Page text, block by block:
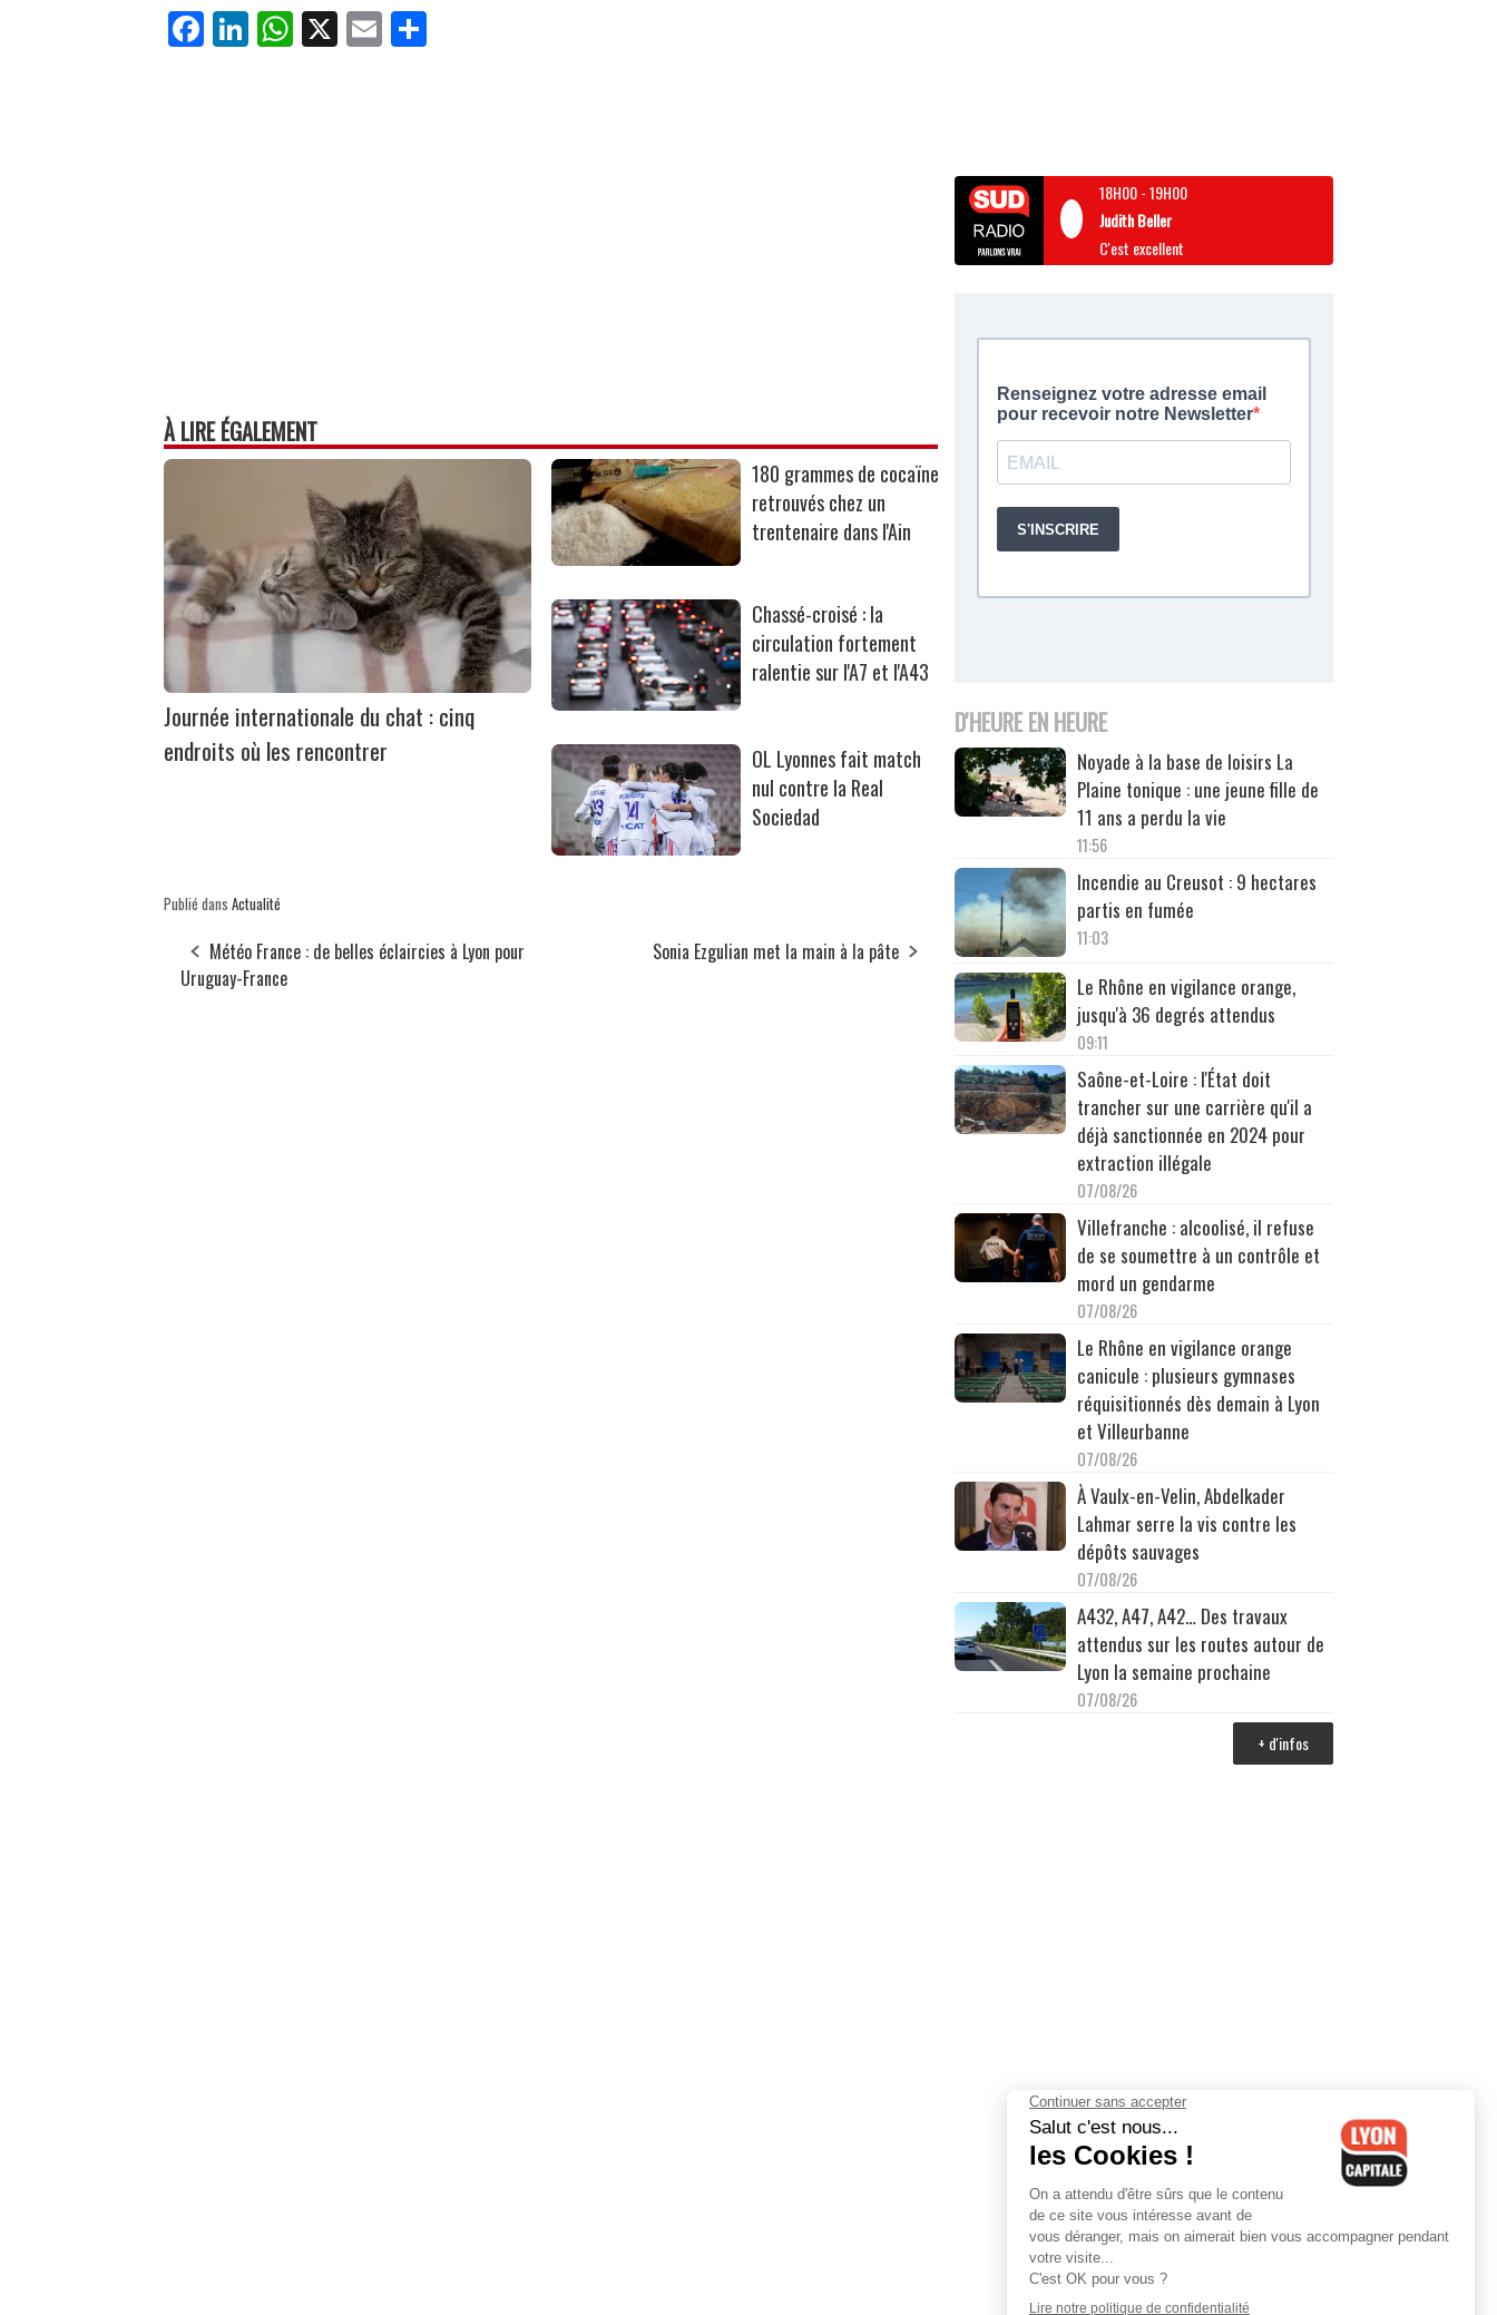
Fa
ce
Li
nk
W
ha
X E
m
À LIRE ÉGALEMENT
Journée internationale du chat : cinq
endroits où les rencontrer
180 grammes de cocaïne
retrouvés chez un
trentenaire dans l'Ain
Chassé-croisé : la
circulation fortement
ralentie sur l'A7 et l'A43
OL Lyonnes fait match
nul contre la Real
Sociedad
Publié dans Actualité
Météo France : de belles éclaircies à Lyon pour
Uruguay-France
Sonia Ezgulian met la main à la pâte
18H00-19H00
Judith Beller
C'est excellent
D'HEURE EN HEURE
Noyade à la base de loisirs La
Plaine tonique : une jeune fille de
11 ans a perdu la vie
11:56
Incendie au Creusot : 9 hectares
partis en fumée
11:03
Le Rhône en vigilance orange,
jusqu'à 36 degrés attendus
09:11
Saône-et-Loire : l'État doit
trancher sur une carrière qu'il a
déjà sanctionnée en 2024 pour
extraction illégale
07/08/26
Villefranche : alcoolisé, il refuse
de se soumettre à un contrôle et
mord un gendarme
07/08/26
Le Rhône en vigilance orange
canicule : plusieurs gymnases
réquisitionnés dès demain à Lyon
et Villeurbanne
07/08/26
À Vaulx-en-Velin, Abdelkader
Lahmar serre la vis contre les
dépôts sauvages
07/08/26
A432, A47, A42… Des travaux
attendus sur les routes autour de
Lyon la semaine prochaine
07/08/26
+ d'infos